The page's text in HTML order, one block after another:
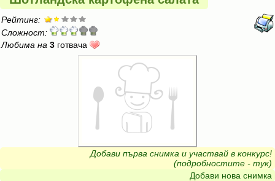
Рейтинг:
Сложност:
Любима на 3 готвача
Добави първа снимка и участвай в конкурс!
(подробностите - тук)
Добави нова снимка